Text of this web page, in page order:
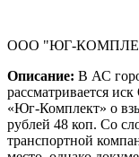
ООО "ЮГ-
Описание: В АС
рассматривается
«Юг-Комплект» о
рублей 48 коп. Со
транспортной